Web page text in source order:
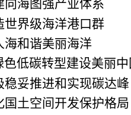
向海图强产业体系
世界级海洋港口群
海和谐美丽海洋
低碳转型建设美丽
稳妥推进和实现碳达峰
国土空间开发保护格局